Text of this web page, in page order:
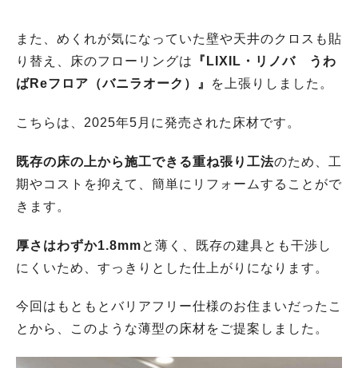
また、めくれが気になっていた壁や天井のクロスも貼
り替え、床のフローリングは
『LIXIL・リノバ うわ
ばReフロア（バニラオーク）』
を上張りしました。
こちらは、2025年5月に発売された床材です。
既存の床の上から施工できる重ね張り工法のため、工
期やコストを抑えて、簡単にリフォームすることがで
きます。
厚さはわずか1.8mmと薄く、既存の建具とも干渉し
にくいため、すっきりとした仕上がりになります。
今回はもともとバリアフリー仕様のお住まいだったこ
とから、このような薄型の床材をご提案しました。